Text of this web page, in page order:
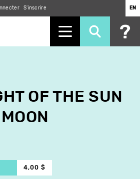
S'inscrire EN
OF THE SUN
4,00 $